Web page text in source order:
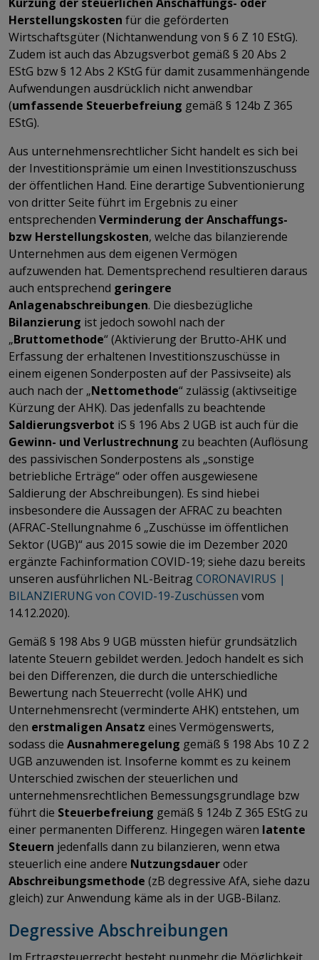
Herstellungskosten für die geförderten
Wirtschaftsgüter (Nichtanwendung von § 6 Z 10 EStG).
Zudem ist auch das Abzugsverbot gemäß § 20 Abs 2
EStG bzw § 12 Abs 2 KStG für damit zusammenhängende
Aufwendungen ausdrücklich nicht anwendbar
(umfassende Steuerbefreiung gemäß § 124b Z 365
EStG).
Aus unternehmensrechtlicher Sicht handelt es sich bei
der Investitionsprämie um einen Investitionszuschuss
der öffentlichen Hand. Eine derartige Subventionierung
von dritter Seite führt im Ergebnis zu einer
entsprechenden Verminderung der Anschaffungs-
bzw Herstellungskosten, welche das bilanzierende
Unternehmen aus dem eigenen Vermögen
aufzuwenden hat. Dementsprechend resultieren daraus
auch entsprechend geringere
Anlagenabschreibungen. Die diesbezügliche
Bilanzierung ist jedoch sowohl nach der
„Bruttomethode“ (Aktivierung der Brutto-AHK und
Erfassung der erhaltenen Investitionszuschüsse in
einem eigenen Sonderposten auf der Passivseite) als
auch nach der „Nettomethode“ zulässig (aktivseitige
Kürzung der AHK). Das jedenfalls zu beachtende
Saldierungsverbot iS § 196 Abs 2 UGB ist auch für die
Gewinn- und Verlustrechnung zu beachten (Auflösung
des passivischen Sonderpostens als „sonstige
betriebliche Erträge“ oder offen ausgewiesene
Saldierung der Abschreibungen). Es sind hiebei
insbesondere die Aussagen der AFRAC zu beachten
(AFRAC-Stellungnahme 6 „Zuschüsse im öffentlichen
Sektor (UGB)“ aus 2015 sowie die im Dezember 2020
ergänzte Fachinformation COVID-19; siehe dazu bereits
unseren ausführlichen NL-BeitragCORONAVIRUS |
BILANZIERUNG von COVID-19-Zuschüssen vom
14.12.2020).
Gemäß § 198 Abs 9 UGB müssten hiefür grundsätzlich
latente Steuern gebildet werden. Jedoch handelt es sich
bei den Differenzen, die durch die unterschiedliche
Bewertung nach Steuerrecht (volle AHK) und
Unternehmensrecht (verminderte AHK) entstehen, um
den erstmaligen Ansatz eines Vermögenswerts,
sodass die Ausnahmeregelung gemäß § 198 Abs 10 Z 2
UGB anzuwenden ist. Insoferne kommt es zu keinem
Unterschied zwischen der steuerlichen und
unternehmensrechtlichen Bemessungsgrundlage bzw
führt die Steuerbefreiung gemäß § 124b Z 365 EStG zu
einer permanenten Differenz. Hingegen wären latente
Steuern jedenfalls dann zu bilanzieren, wenn etwa
steuerlich eine andere Nutzungsdaueroder
Abschreibungsmethode (zB degressive AfA, siehe dazu
gleich) zur Anwendung käme als in der UGB-Bilanz.
Degressive Abschreibungen